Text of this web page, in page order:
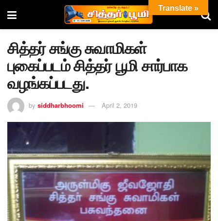
சித்தர் சங்கு சுவாமிகள்
புகைப்படம் சித்தர் பூமி சார்பாக
வழங்கப்படது.
by siddharbhoomi April 2, 2019
Translate »